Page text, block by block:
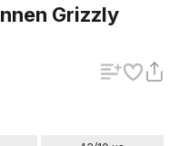
Grizzly